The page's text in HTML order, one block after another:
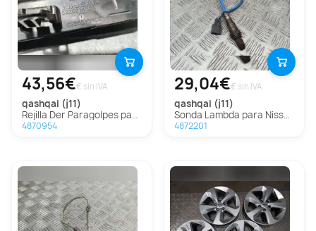
43,56€€ sin IVA
qashqai (j11)
Rejilla Der Paragolpes para Nissan Qashqai (J11)
4870954
29,04€€ sin IVA
qashqai (j11)
Sonda Lambda para Nissan Qashqai (J11)
4872201